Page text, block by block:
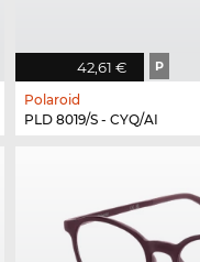
42,61 € P
Polaroid
PLD 8019/S - CYQ/AI